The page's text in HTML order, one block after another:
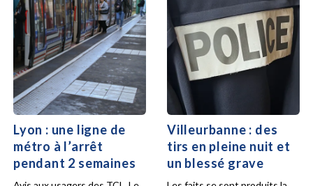
Lyon : une ligne de
métro à l’arrêt
pendant 2 semaines
Villeurbanne : des
tirs en pleine nuit et
un blessé grave